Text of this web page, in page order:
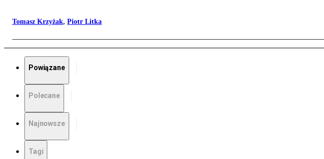
Tomasz Krzyżak, Piotr Litka
Powiązane
Polecane
Najnowsze
Tagi